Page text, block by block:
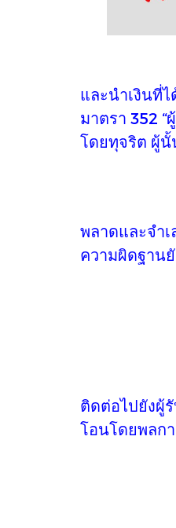
ในกรณีที่มี
และนำเงินที่
มาตรา 352
โดยทุจริต ผู้นั้
คำพิพาก
เจ้าหน้าที่
พลาดและจำ
ความผิดฐาน
ดังนั้น หา
1. รวบร
2. รีบดำเ
ติดต่อไปยังผู้
โอนโดยพลก
3. หากผู้
4. หากผู้รั